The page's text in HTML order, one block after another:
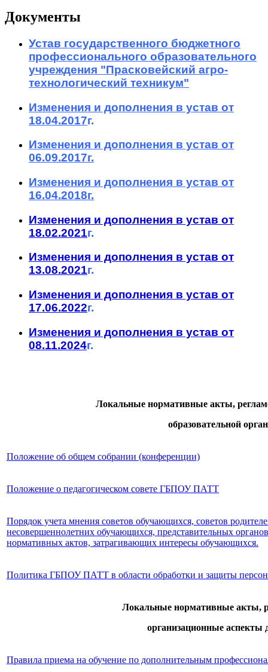
Документы
Устав государственного бюджетного
профессионального образовательного
учреждения "Прасковейский агро-
технологический техникум"
Изменения и дополнения в устав от
18.04.2017г.
Изменения и дополнения в устав от
06.09.2017г.
Изменения и дополнения в устав от
16.04.2018г.
Изменения и дополнения в устав от
18.02.2021г.
Изменения и дополнения в устав от
13.08.2021г.
Изменения и дополнения в устав от
17.06.2022г.
Изменения и дополнения в устав от
08.11.2024г.
Локальные нормативные акты,
образовательной
Положение об общем собрании (конференции)
Положение о педагогическом совете ГБПОУ ПАТТ
Порядок учета мнения советов обучающихся, советов
несовершеннолетних обучающихся, представительных
нормативных актов, затрагивающих интересы обучающихся.
Политика ГБПОУ ПАТТ в области обработки и защиты
Локальные нормативные акты,
организационные аспекты
Правила приема на обучение по дополнительным